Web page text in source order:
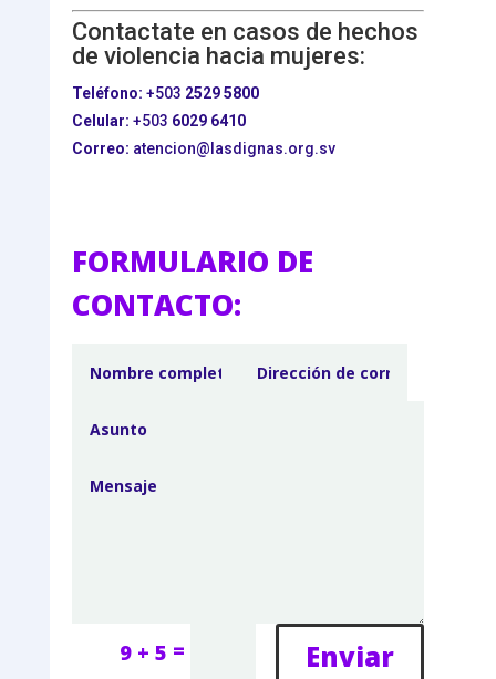
Contactate en casos de hechos
de violencia hacia mujeres:
Teléfono: +503 2529 5800
Celular: +503 6029 6410
Correo: atencion@lasdignas.org.sv
FORMULARIO DE
CONTACTO:
9 + 5 = Enviar